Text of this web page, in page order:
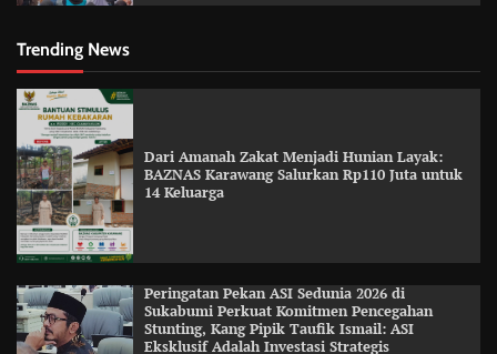
Trending News
Dari Amanah Zakat Menjadi Hunian Layak:
BAZNAS Karawang Salurkan Rp110 Juta untuk
14 Keluarga
Peringatan Pekan ASI Sedunia 2026 di
Sukabumi Perkuat Komitmen Pencegahan
Stunting, Kang Pipik Taufik Ismail: ASI
Eksklusif Adalah Investasi Strategis